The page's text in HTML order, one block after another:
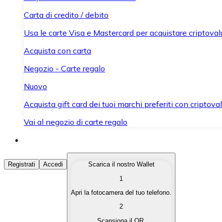
Carta di credito / debito
Usa le carte Visa e Mastercard per acquistare
Acquista con carta
Negozio - Carte regalo
Nuovo
Acquista gift card dei tuoi marchi preferiti con
Vai al negozio di carte regalo
Acquista Criptovalute
Acquista le criptovalute che ti interessano in modo
Converti le tue criptovalute in valuta fiat quando ne hai
Registrati Accedi
Scarica il nostro Wallet
1
Apri la fotocamera del tuo telefono.
2